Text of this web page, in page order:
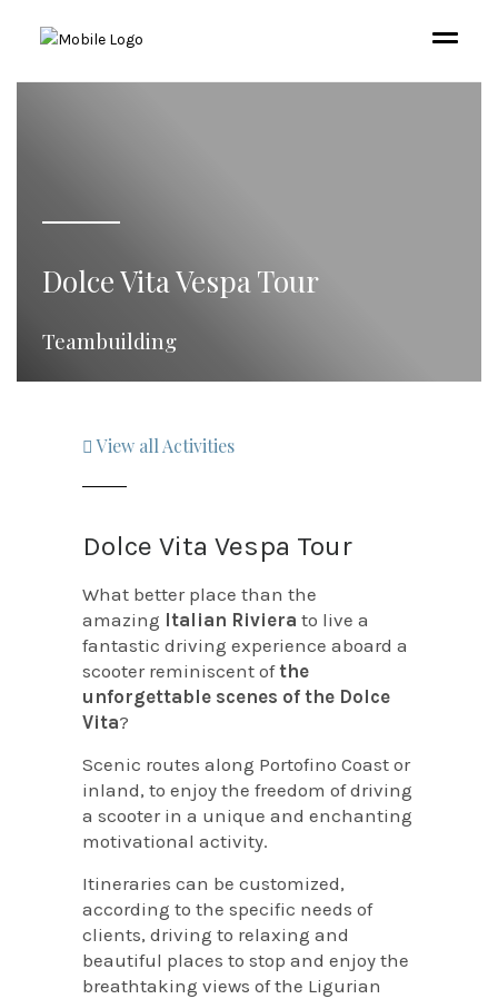
Dolce Vita Vespa Tour
Teambuilding
View all Activities
Dolce Vita Vespa Tour
What better place than the
amazing Italian Riviera to live a
fantastic driving experience aboard a
scooter reminiscent ofthe
unforgettable scenes of the Dolce
Vita?
Scenic routes along Portofino Coast or
inland, to enjoy the freedom of driving
a scooter in a unique and enchanting
motivational activity.
Itineraries can be customized,
according to the specific needs of
clients, driving to relaxing and
beautiful places to stop and enjoy the
breathtaking views of the Ligurian